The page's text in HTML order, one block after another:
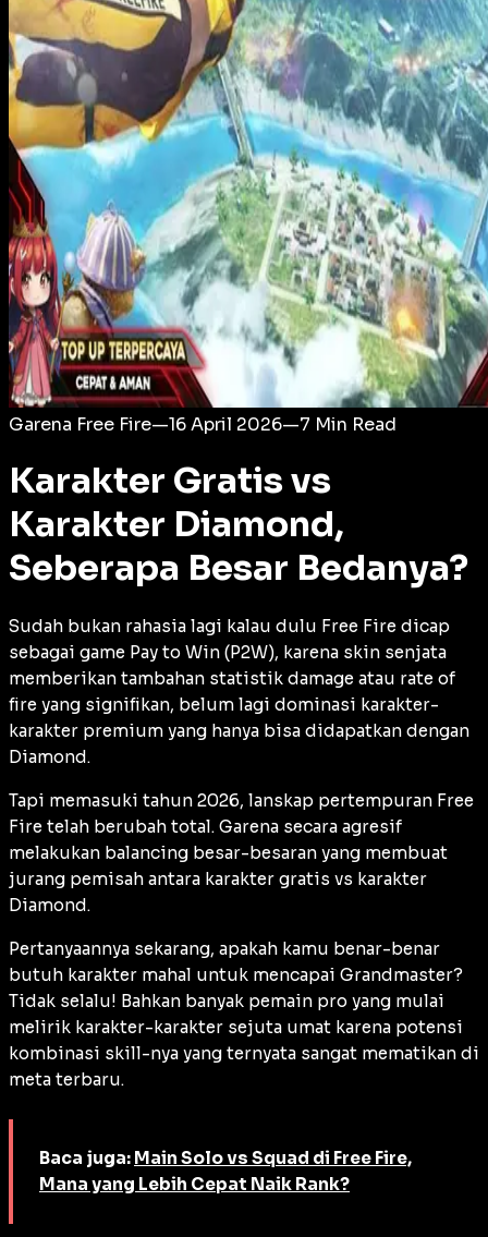
Login
Garena Free Fire—16 April 2026—7 Min Read
Karakter Gratis vs
Karakter Diamond,
Seberapa Besar Bedanya?
Sudah bukan rahasia lagi kalau dulu Free Fire dicap
sebagai game Pay to Win (P2W), karena skin senjata
memberikan tambahan statistik damage atau rate of
fire yang signifikan, belum lagi dominasi karakter-
karakter premium yang hanya bisa didapatkan dengan
Diamond.
Tapi memasuki tahun 2026, lanskap pertempuran Free
Fire telah berubah total. Garena secara agresif
melakukan balancing besar-besaran yang membuat
jurang pemisah antara karakter gratis vs karakter
Diamond.
Pertanyaannya sekarang, apakah kamu benar-benar
butuh karakter mahal untuk mencapai Grandmaster?
Tidak selalu! Bahkan banyak pemain pro yang mulai
melirik karakter-karakter sejuta umat karena potensi
kombinasi skill-nya yang ternyata sangat mematikan di
meta terbaru.
Baca juga: Main Solo vs Squad di Free Fire,
Mana yang Lebih Cepat Naik Rank?